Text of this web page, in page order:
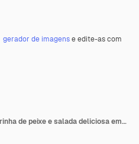
gerador de imagense edite-as com
Imagem aproximada de farinha de peixe e salada deliciosa em um prato em uma superfície branca manchada com espaço livre